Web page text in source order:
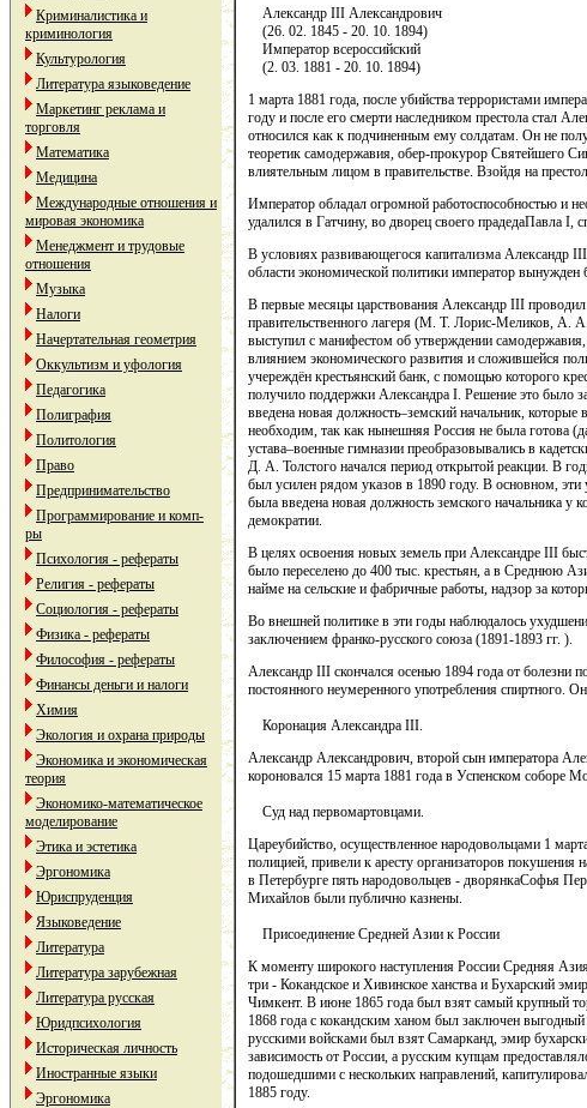
Криминалистика и
криминология
Культурология
Литература языковедение
Маркетинг реклама и
торговля
Математика
Медицина
Международные отношения и
мировая экономика
Менеджмент и трудовые
отношения
Музыка
Налоги
Начертательная геометрия
Оккультизм и уфология
Педагогика
Полиграфия
Политология
Право
Предпринимательство
Программирование и комп-
ры
Психология - рефераты
Религия - рефераты
Социология - рефераты
Физика - рефераты
Философия - рефераты
Финансы деньги и налоги
Химия
Экология и охрана природы
Экономика и экономическая
теория
Экономико-математическое
моделирование
Этика и эстетика
Эргономика
Юриспруденция
Языковедение
Литература
Литература зарубежная
Литература русская
Юридпсихология
Историческая личность
Иностранные языки
Эргономика
Александр III Александрович
(26. 02. 1845 - 20. 10. 1894)
Император всероссийский
(2. 03. 1881 - 20. 10. 1894)
1 марта 1881 года, после убийства террористами
году и после его смерти наследником престола стал
относился как к подчиненным ему солдатам. Он не
теоретик самодержавия, обер-прокурор Святейшего
влиятельным лицом в правительстве. Взойдя на
Император обладал огромной работоспособностью и
удалился в Гатчину, во дворец своего прадедаПавла
В условиях развивающегося капитализма Александр
области экономической политики император вынужден
В первые месяцы царствования Александр III
правительственного лагеря (М. Т. Лорис-Меликов, А.
выступил с манифестом об утверждении
влиянием экономического развития и сложившейся
учереждён крестьянский банк, с помощью которого
получило поддержки Александра I. Решение это было
введена новая должность–земский начальник,
необходим, так как нынешняя Россия не была готова
устава–военные гимназии преобразовывались в
Д. А. Толстого начался период открытой реакции. В
был усилен рядом указов в 1890 году. В основном, эти
была введена новая должность земского начальника у
демократии.
В целях освоения новых земель при Александре III
было переселено до 400 тыс. крестьян, а в Среднюю
найме на сельские и фабричные работы, надзор за
Во внешней политике в эти годы наблюдалось
заключением франко-русского союза (1891-1893 гг. ).
Александр III скончался осенью 1894 года от
постоянного неумеренного употребления спиртного.
Коронация Александра III.
Александр Александрович, второй сын императора
короновался 15 марта 1881 года в Успенском соборе
Суд над первомартовцами.
Цареубийство, осуществленное народовольцами 1
полицией, привели к аресту организаторов
в Петербурге пять народовольцев - дворянкаСофья
Михайлов были публично казнены.
Присоединение Средней Азии к России
К моменту широкого наступления России Средняя
три - Кокандское и Хивинское ханства и Бухарский
Чимкент. В июне 1865 года был взят самый крупный
1868 года с кокандским ханом был заключен
русскими войсками был взят Самарканд, эмир
зависимость от России, а русским купцам
подошедшими с нескольких направлений,
1885 году.